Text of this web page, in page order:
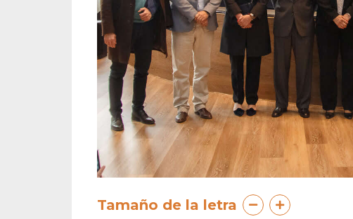
Tamaño de la letra